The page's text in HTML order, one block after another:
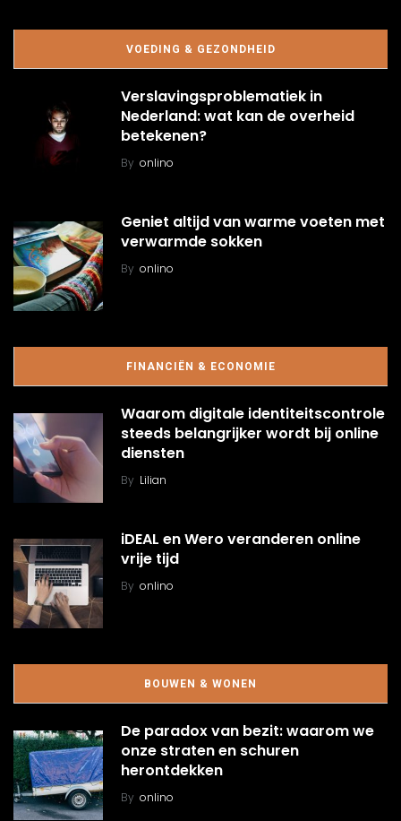
VOEDING & GEZONDHEID
Verslavingsproblematiek in
Nederland: wat kan de overheid
betekenen?
By onlino
Geniet altijd van warme voeten met
verwarmde sokken
By onlino
FINANCIËN & ECONOMIE
Waarom digitale identiteitscontrole
steeds belangrijker wordt bij online
diensten
By Lilian
iDEAL en Wero veranderen online
vrije tijd
By onlino
BOUWEN & WONEN
De paradox van bezit: waarom we
onze straten en schuren
herontdekken
By onlino